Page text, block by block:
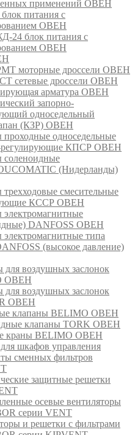
применений ОВЕН
питания с
ОВЕН
24 блок питания с
ОВЕН
моторные дроссели ОВЕН
сетевые дроссели ОВЕН
арматура ОВЕН
запорно-
односедельный
(КЗР) ОВЕН
односедельные
регулирующие КПСР ОВЕН
соленоидные
(Нидерланды)
смесительные
КССР ОВЕН
DANFOSS ОВЕН
типа
(высокое давление)
воздушных заслонок
ОВЕН
воздушных заслонок
ОВЕН
клапаны BELIMO ОВЕН
клапаны TORK ОВЕН
краны BELIMO ОВЕН
шкафов управления
сменных фильтров
защитные решетки
осевые вентиляторы
серии VENT
и решетки с фильтрами